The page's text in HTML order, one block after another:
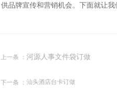
供品牌宣传和营销机会。下面就让
上一条 ： 河源人事文件袋订做
下一条 ： 汕头酒店台卡订做